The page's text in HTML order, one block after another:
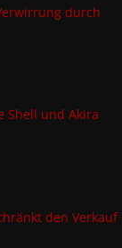
durch
Shell und Akira
den Verkauf